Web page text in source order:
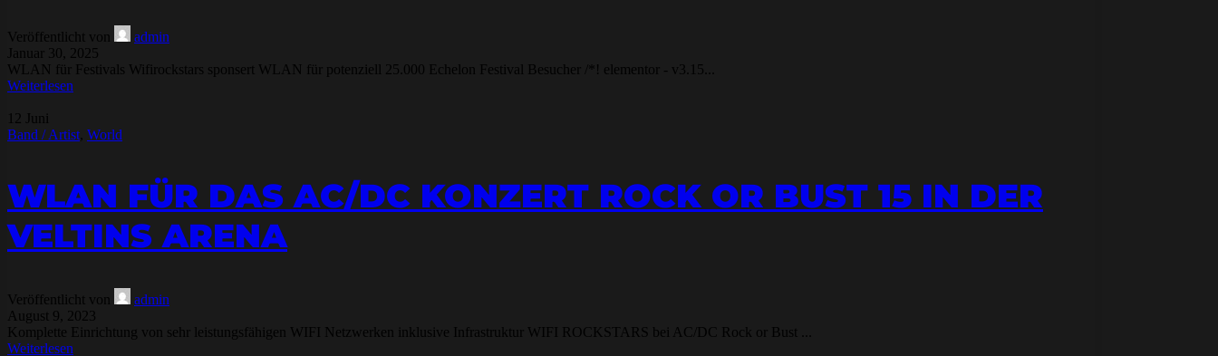
Veröffentlicht von
admin
Januar 30, 2025
WLAN für Festivals Wifirockstars sponsert WLAN für potenziell 25.000 Echelon Festival Besucher /*! elementor - v3.15...
Weiterlesen
12 Juni
Band / Artist World
WLAN FÜR DAS AC/DC KONZERT ROCK OR BUST 15 IN DER
VELTINS ARENA
Veröffentlicht von
admin
August 9, 2023
Komplette Einrichtung von sehr leistungsfähigen WIFI Netzwerken inklusive Infrastruktur WIFI ROCKSTARS bei AC/DC Rock or Bust ...
Weiterlesen